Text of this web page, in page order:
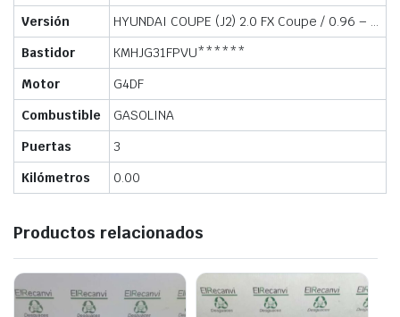
Versión
HYUNDAI COUPE (J2) 2.0 FX Coupe / 0.96 – …
Bastidor
KMHJG31FPVU******
Motor
G4DF
Combustible
GASOLINA
Puertas
3
Kilómetros
0.00
Productos relacionados